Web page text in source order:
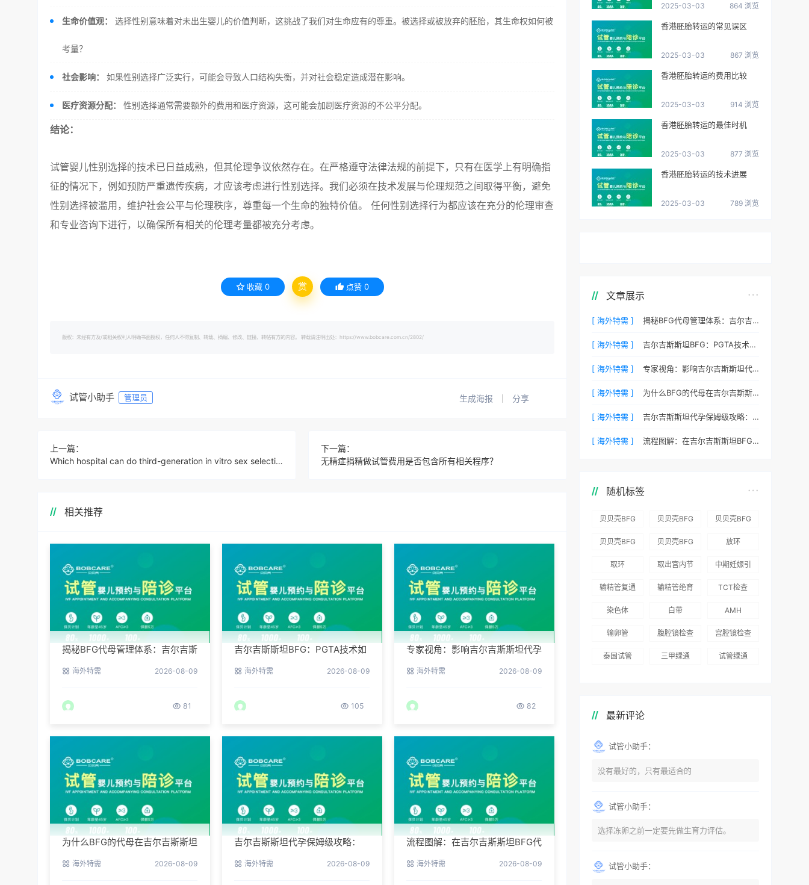
生命价值观： 选择性别意味着对未出生婴儿的价值判断，这挑战了我们对生命应有的尊重。被选择或被放弃的胚胎，其生命权如何被
考量？
社会影响： 如果性别选择广泛实行，可能会导致人口结构失衡，并对社会稳定造成潜在影响。
医疗资源分配： 性别选择通常需要额外的费用和医疗资源，这可能会加剧医疗资源的不公平分配。
结论：
试管婴儿性别选择的技术已日益成熟，但其伦理争议依然存在。在严格遵守法律法规的前提下，只有在医学上有明确指
征的情况下，例如预防严重遗传疾病，才应该考虑进行性别选择。我们必须在技术发展与伦理规范之间取得平衡，避免
性别选择被滥用，维护社会公平与伦理秩序，尊重每一个生命的独特价值。 任何性别选择行为都应该在充分的伦理审查
和专业咨询下进行，以确保所有相关的伦理考量都被充分考虑。
收藏 0 赏 点赞 0
版权：未经有方及/或相关权利人明确书面授权，任何人不得复制、转载、摘编、修改、链接、转帖有方的内容。 转载请注明出处：https://www.bobcare.com.cn/2802/
试管小助手 管理员 生成海报 分享
上一篇：
Which hospital can do third-generation in vitro sex selection
下一篇：
无精症捐精做试管费用是否包含所有相关程序？
相关推荐
揭秘BFG代母管理体系：吉尔吉斯
海外特需 2026-08-09
81
吉尔吉斯斯坦BFG：PGTA技术如
海外特需 2026-08-09
105
专家视角：影响吉尔吉斯斯坦代孕
海外特需 2026-08-09
82
为什么BFG的代母在吉尔吉斯斯坦
海外特需 2026-08-09
吉尔吉斯斯坦代孕保姆级攻略：
海外特需 2026-08-09
流程图解：在吉尔吉斯斯坦BFG代
海外特需 2026-08-09
2025-03-03 864 浏览
香港胚胎转运的常见误区
2025-03-03 867 浏览
香港胚胎转运的费用比较
2025-03-03 914 浏览
香港胚胎转运的最佳时机
2025-03-03 877 浏览
香港胚胎转运的技术进展
2025-03-03 789 浏览
文章展示
[ 海外特需 ] 揭秘BFG代母管理体系：吉尔吉斯斯坦最贴心的生活照顾
[ 海外特需 ] 吉尔吉斯斯坦BFG：PGTA技术如何降低代孕流产风险？
[ 海外特需 ] 专家视角：影响吉尔吉斯斯坦代孕成功率的三个核心要素
[ 海外特需 ] 为什么BFG的代母在吉尔吉斯斯坦拥有最高顺产率？
[ 海外特需 ] 吉尔吉斯斯坦代孕保姆级攻略：BFG为您整理常见QA
[ 海外特需 ] 流程图解：在吉尔吉斯斯坦BFG代孕需要待多久？
随机标签
贝贝壳BFG
坦就诊患者
贝贝壳BFG
96.3%，“医
得分最高
贝贝壳BFG
划”：抱娃
贝贝壳BFG
资源库志愿
贝贝壳BFG
海外辅助生
放环
取环
取出宫内节
中期妊娠引
输精管复通
输精管绝育
TCT检查
染色体 白带 AMH
输卵管 腹腔镜检查 宫腔镜检查
泰国试管 三甲绿通 试管绿通
最新评论
试管小助手：
没有最好的，只有最适合的
试管小助手：
选择冻卵之前一定要先做生育力评估。
试管小助手：